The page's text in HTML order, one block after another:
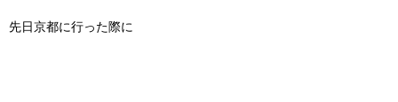
先日京都に行った際に